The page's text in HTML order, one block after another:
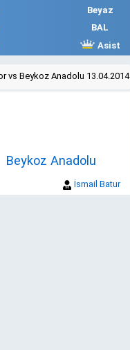
Beyaz
BAL
Asist
vs Beykoz Anadolu 13.04.2014
Beykoz Anadolu
İsmail Batur